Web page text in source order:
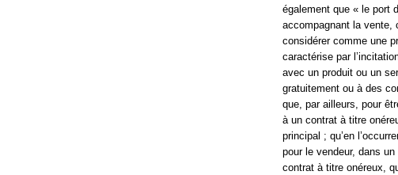
également que « le port
accompagnant la vente,
considérer comme une
caractérise par
avec un produit ou un
gratuitement ou à des
que, par ailleurs, pour
à un contrat à titre
principal ; qu’en
pour le vendeur, dans
contrat à titre onéreux,